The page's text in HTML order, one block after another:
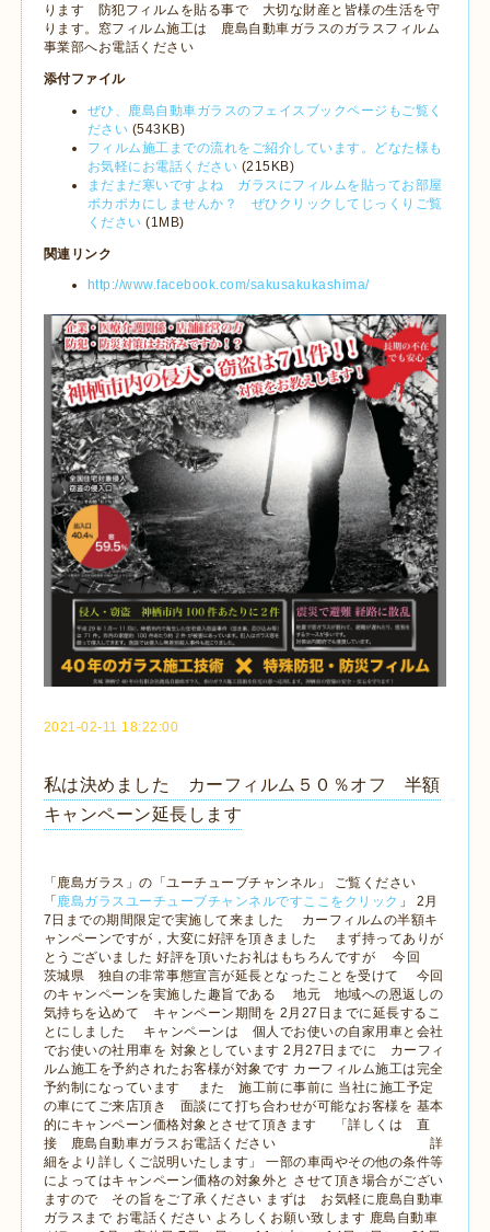
ります 防犯フィルムを貼る事で 大切な財産と皆様の生活を守
ります。窓フィルム施工は 鹿島自動車ガラスのガラスフィルム
事業部へお電話ください
添付ファイル
ぜひ、鹿島自動車ガラスのフェイスブックページもご覧く
ださい (543KB)
フィルム施工までの流れをご紹介しています。どなた様も
お気軽にお電話ください (215KB)
まだまだ寒いですよね ガラスにフィルムを貼ってお部屋
ポカポカにしませんか？ ぜひクリックしてじっくりご覧
ください (1MB)
関連リンク
http://www.facebook.com/sakusakukashima/
2021-02-11 18:22:00
私は決めました カーフィルム５０％オフ 半額
キャンペーン延長します
「鹿島ガラス」の「ユーチューブチャンネル」 ご覧ください
「 鹿島ガラスユーチューブチャンネルですここをクリック 」 2月
7日までの期間限定で実施して来ました カーフィルムの半額キ
ャンペーンですが，大変に好評を頂きました まず持ってありが
とうございました 好評を頂いたお礼はもちろんですが 今回
茨城県 独自の非常事態宣言が延長となったことを受けて 今回
のキャンペーンを実施した趣旨である 地元 地域への恩返しの
気持ちを込めて キャンペーン期間を 2月27日までに延長するこ
とにしました キャンペーンは 個人でお使いの自家用車と会社
でお使いの社用車を 対象としています 2月27日までに カーフィ
ルム施工を予約されたお客様が対象です カーフィルム施工は完全
予約制になっています また 施工前に事前に 当社に施工予定
の車にてご来店頂き 面談にて打ち合わせが可能なお客様を 基本
的にキャンペーン価格対象とさせて頂きます 「詳しくは 直
接 鹿島自動車ガラスお電話ください 詳
細をより詳しくご説明いたします」 一部の車両やその他の条件等
によってはキャンペーン価格の対象外と させて頂き場合がござい
ますので その旨をご了承ください まずは お気軽に鹿島自動車
ガラスまで お電話ください よろしくお願い致します 鹿島自動車